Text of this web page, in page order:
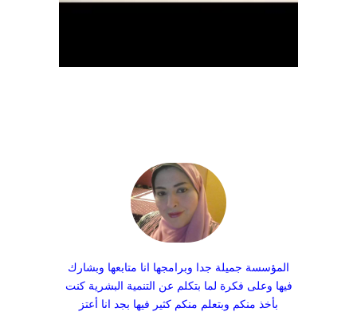
المؤسسة جميلة جدا وبرامجها انا متابعها وبشارك
فيها وعلى فكرة لما بتكلم عن التنمية البشرية كنت
بأخذ منكم وبتعلم منكم كثير فيها بجد انا أعتز